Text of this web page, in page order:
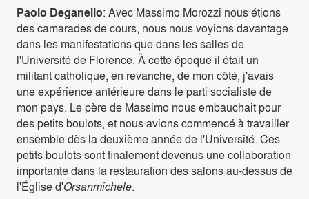
Paolo Deganello: Avec Massimo Morozzi nous étions
des camarades de cours, nous nous voyions davantage
dans les manifestations que dans les salles de
l'Université de Florence. À cette époque il était un
militant catholique, en revanche, de mon côté, j'avais
une expérience antérieure dans le parti socialiste de
mon pays. Le père de Massimo nous embauchait pour
des petits boulots, et nous avions commencé à travailler
ensemble dès la deuxième année de l'Université. Ces
petits boulots sont finalement devenus une collaboration
importante dans la restauration des salons au-dessus de
l'Église d'Orsanmichele.